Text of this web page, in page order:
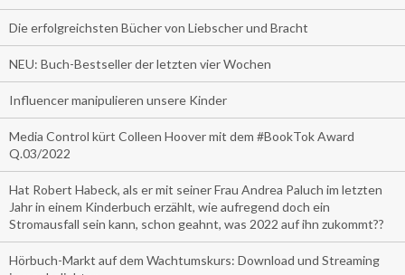
Die erfolgreichsten Bücher von Liebscher und Bracht
NEU: Buch-Bestseller der letzten vier Wochen
Influencer manipulieren unsere Kinder
Media Control kürt Colleen Hoover mit dem #BookTok Award
Q.03/2022
Hat Robert Habeck, als er mit seiner Frau Andrea Paluch im letzten
Jahr in einem Kinderbuch erzählt, wie aufregend doch ein
Stromausfall sein kann, schon geahnt, was 2022 auf ihn zukommt??
Hörbuch-Markt auf dem Wachtumskurs: Download und Streaming